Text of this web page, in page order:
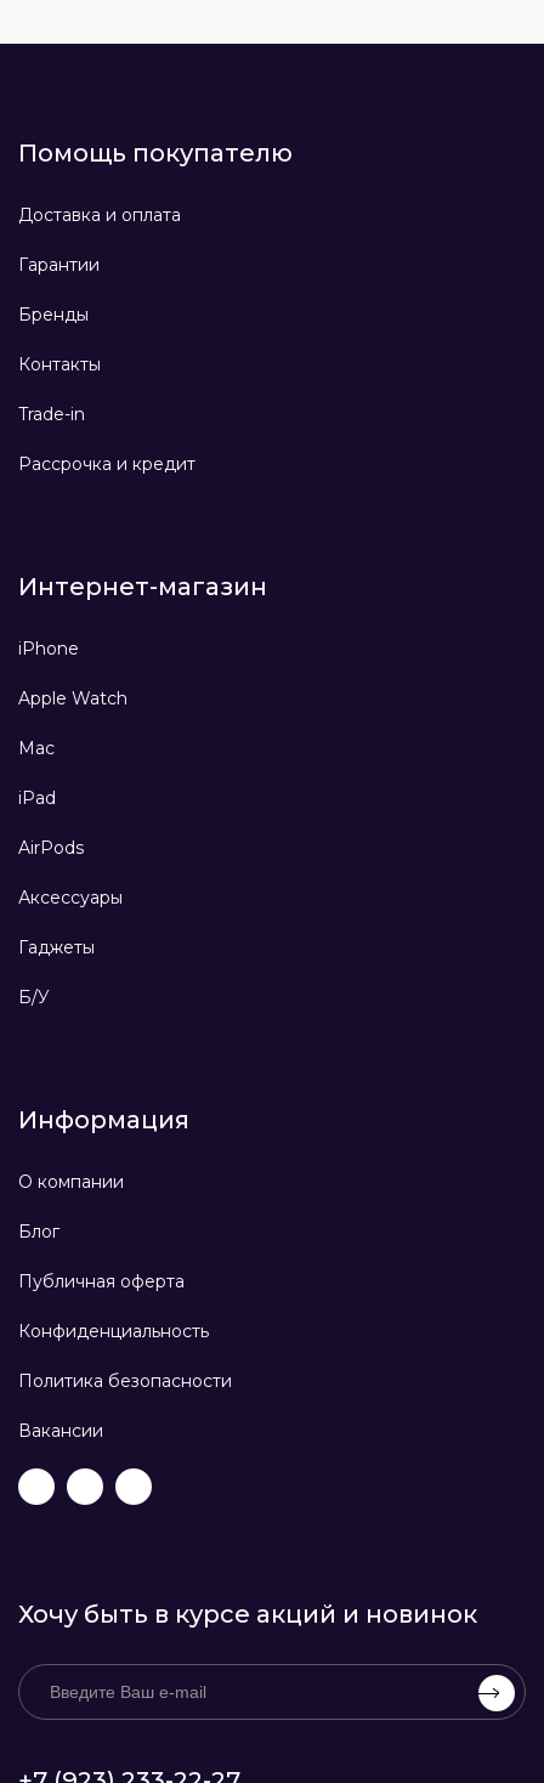
Помощь покупателю
Доставка и оплата
Гарантии
Бренды
Контакты
Trade-in
Рассрочка и кредит
Интернет-магазин
iPhone
Apple Watch
Mac
iPad
AirPods
Аксессуары
Гаджеты
Б/У
Информация
О компании
Блог
Публичная оферта
Конфиденциальность
Политика безопасности
Вакансии
Хочу быть в курсе акций и новинок